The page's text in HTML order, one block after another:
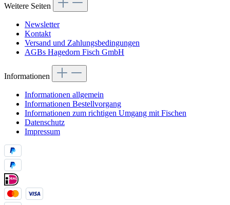
Weitere Seiten
Newsletter
Kontakt
Versand und Zahlungsbedingungen
AGBs Hagedorn Fisch GmbH
Informationen
Informationen allgemein
Informationen Bestellvorgang
Informationen zum richtigen Umgang mit Fischen
Datenschutz
Impressum